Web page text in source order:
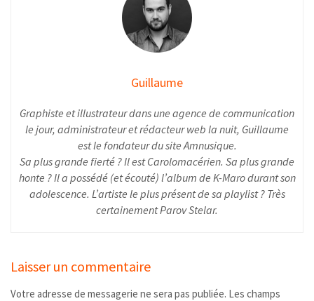
Guillaume
Graphiste et illustrateur dans une agence de communication
le jour, administrateur et rédacteur web la nuit, Guillaume
est le fondateur du site Amnusique.
Sa plus grande fierté ? Il est Carolomacérien. Sa plus grande
honte ? Il a possédé (et écouté) l’album de K-Maro durant son
adolescence. L’artiste le plus présent de sa playlist ? Très
certainement Parov Stelar.
Laisser un commentaire
Votre adresse de messagerie ne sera pas publiée. Les champs